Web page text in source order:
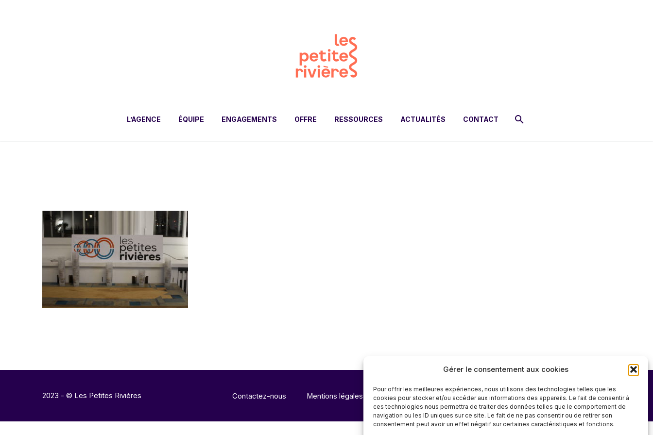
Gérer le consentement aux cookies
Pour offrir les meilleures expériences, nous utilisons des technologies telles que les
cookies pour stocker et/ou accéder aux informations des appareils. Le fait de consentir à
ces technologies nous permettra de traiter des données telles que le comportement de
navigation ou les ID uniques sur ce site. Le fait de ne pas consentir ou de retirer son
consentement peut avoir un effet négatif sur certaines caractéristiques et fonctions.
L’AGENCE ÉQUIPE ENGAGEMENTS OFFRE RESSOURCES ACTUALITÉS CONTACT
Contactez-nous Mentions légales Notre offre
2023 - © Les Petites Rivières